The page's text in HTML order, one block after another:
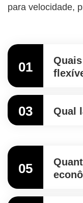
para velocidade,
01
03 Qual
05